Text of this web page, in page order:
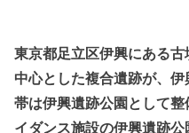
東京都足立区伊興にある
中心とした複合遺跡が、
帯は伊興遺跡公園として
イダンス施設の伊興遺跡